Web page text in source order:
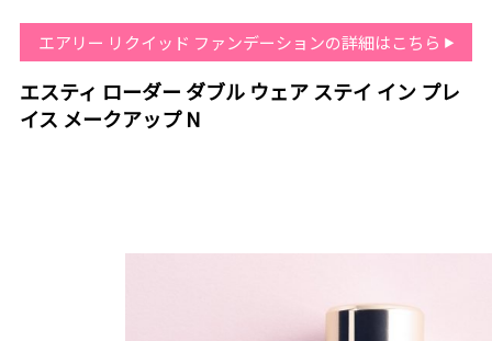
エアリー リクイッド ファンデーションの詳細はこちら
エスティ ローダー ダブル ウェア ステイ イン プレ
イス メークアップ N